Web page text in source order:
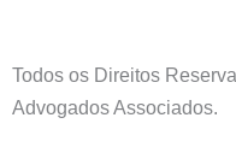
Todos os Direitos
Advogados Associados.